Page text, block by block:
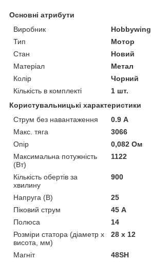
Основні атрибути
Виробник
Hobbywing
Тип
Мотор
Стан
Новий
Матеріал
Метал
Колір
Чорний
Кількість в комплекті
1 шт.
Користувальницькі характеристики
Струм без навантаження
0.9 А
Макс. тяга
3066
Опір
0,082 Ом
Максимальна потужність
(Вт)
1122
Кількість обертів за
хвилину
900
Напруга (В)
25
Піковий струм
45 А
Полюса
14
Розміри статора (діаметр х
висота, мм)
28 х 12
Магніт
48SH